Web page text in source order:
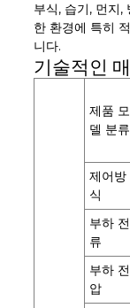
부식, 습기, 먼지,
한 환경에 특히
니다.
기술적인
제품 모
델 분류
제어방
식
부하 전
류
부하 전
압